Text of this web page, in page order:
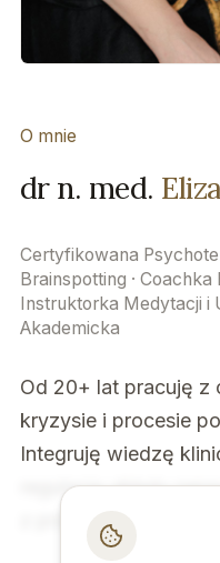
O mnie
dr n. med.
Certyfikowana
Brainspotting · Coachka
Instruktorka Medytacji i
Akademicka
Od 20+ lat pracuję z
kryzysie i procesie
Integruję wiedzę
regulacją układu
z przestrzenią życia.